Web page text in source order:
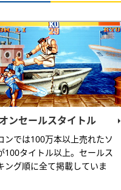
ンセールスタイトル
ンでは100万本以上売れたソ
100タイトル以上。セールス
ング順に全て掲載していま